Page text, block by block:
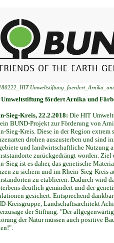
fördert Arnika und
Sieg-Kreis, 22.2.2018: Die HIT
BUND-Projekt zur Förderung von
Sieg-Kreis. Diese in der Region extrem
drohen auszusterben und sind
und landwirtschaftliche Nutzung
zurückgedrängt worden. Ziel
Sieg ist es daher, das genetische
zu sichern und im Rhein-Sieg-Kreis
zu etablieren. Dadurch wird
deutlich gemindert und der
gesichert. Entsprechend
Kreisgruppe, Landschaftsarchitekt
der Stiftung. "Der
der Natur müssen auch positive